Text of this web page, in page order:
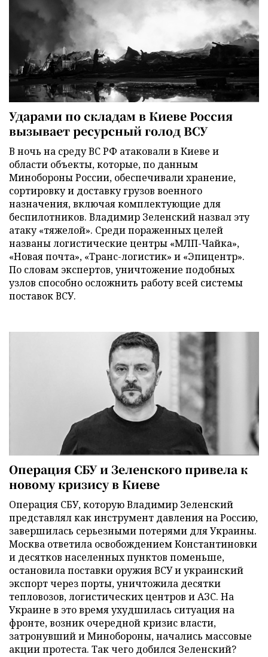
Ударами по складам в Киеве Россия
вызывает ресурсный голод ВСУ
В ночь на среду ВС РФ атаковали в Киеве и
области объекты, которые, по данным
Минобороны России, обеспечивали хранение,
сортировку и доставку грузов военного
назначения, включая комплектующие для
беспилотников. Владимир Зеленский назвал эту
атаку «тяжелой». Среди пораженных целей
названы логистические центры «МЛП-Чайка»,
«Новая почта», «Транс-логистик» и «Эпицентр».
По словам экспертов, уничтожение подобных
узлов способно осложнить работу всей системы
поставок ВСУ.
Операция СБУ и Зеленского привела к
новому кризису в Киеве
Операция СБУ, которую Владимир Зеленский
представлял как инструмент давления на Россию,
завершилась серьезными потерями для Украины.
Москва ответила освобождением Константиновки
и десятков населенных пунктов поменьше,
остановила поставки оружия ВСУ и украинский
экспорт через порты, уничтожила десятки
тепловозов, логистических центров и АЗС. На
Украине в это время ухудшилась ситуация на
фронте, возник очередной кризис власти,
затронувший и Минобороны, начались массовые
акции протеста. Так чего добился Зеленский?